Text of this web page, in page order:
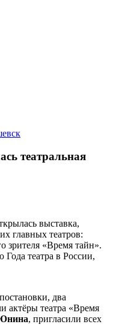
театральная
выставка,
главных театров:
зрителя «Время тайн».
театра в России,
два
актёры театра «Время
, пригласили всех